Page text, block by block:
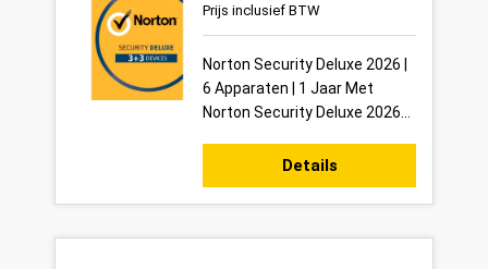
Prijs inclusief BTW
Norton Security Deluxe 2026 |
6 Apparaten | 1 Jaar Met
Norton Security Deluxe 2026
tegelijkertijd met één van de
meest be...
Details